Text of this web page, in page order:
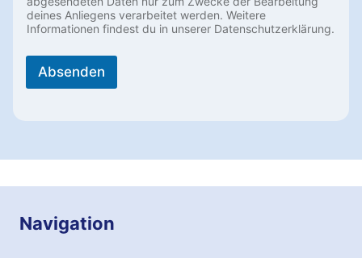
r
i
h
deines Anliegens verarbeitet werden. Weitere
Informationen findest du in unserer Datenschutzerklärung.
Absenden
r
a
Navigation